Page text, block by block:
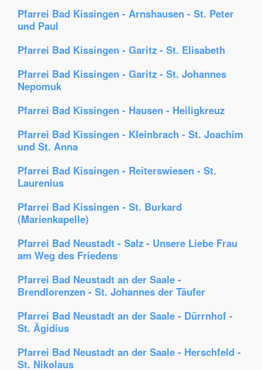
Pfarrei Bad Kissingen - Arnshausen - St. Peter
und Paul
Pfarrei Bad Kissingen - Garitz - St. Elisabeth
Pfarrei Bad Kissingen - Garitz - St. Johannes
Nepomuk
Pfarrei Bad Kissingen - Hausen - Heiligkreuz
Pfarrei Bad Kissingen - Kleinbrach - St. Joachim
und St. Anna
Pfarrei Bad Kissingen - Reiterswiesen - St.
Laurenius
Pfarrei Bad Kissingen - St. Burkard
(Marienkapelle)
Pfarrei Bad Neustadt - Salz - Unsere Liebe Frau
am Weg des Friedens
Pfarrei Bad Neustadt an der Saale -
Brendlorenzen - St. Johannes der Täufer
Pfarrei Bad Neustadt an der Saale - Dürrnhof -
St. Ägidius
Pfarrei Bad Neustadt an der Saale - Herschfeld -
St. Nikolaus